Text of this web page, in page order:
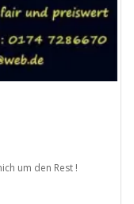
um den Rest !